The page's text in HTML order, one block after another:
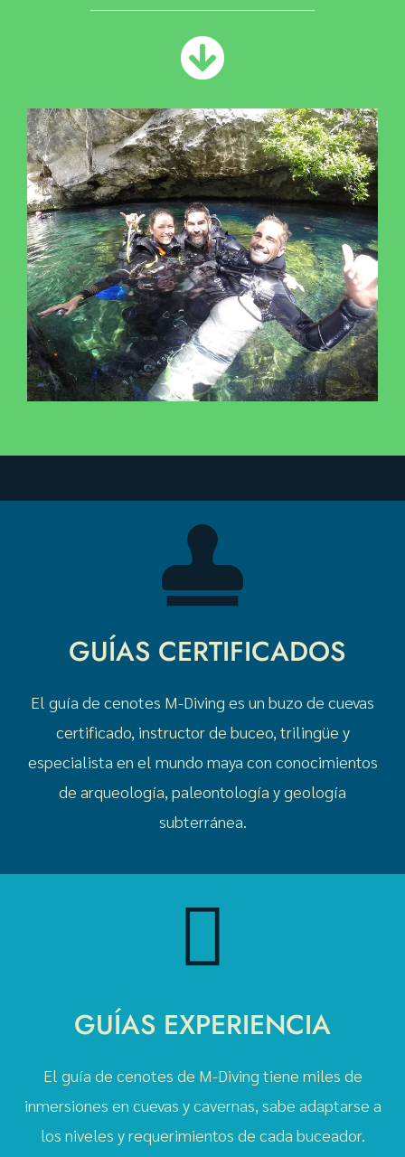
GUÍAS CERTIFICADOS
El guía de cenotes M-Diving es un buzo de cuevas
certificado, instructor de buceo, trilingüe y
especialista en el mundo maya con conocimientos
de arqueología, paleontología y geología
subterránea.
GUÍAS EXPERIENCIA
El guía de cenotes de M-Diving tiene miles de
inmersiones en cuevas y cavernas, sabe adaptarse a
los niveles y requerimientos de cada buceador.